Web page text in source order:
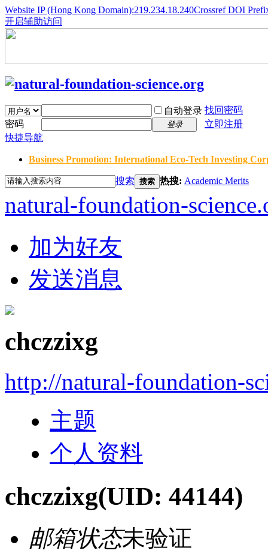
Website IP (Hong Kong Domain):219.234.18.240Crossref DOI
开启辅助访问
自动登录 找回密码
密码
登录
立即注册
快捷导航
Business Promotion: International Eco-Tech Investing
搜索 搜索 热搜: Academic Merits
natural-foundation-
加为好友
发送消息
chczzixg
http://natural-foundation-
主题
个人资料
chczzixg(UID: 44144)
邮箱状态未验证